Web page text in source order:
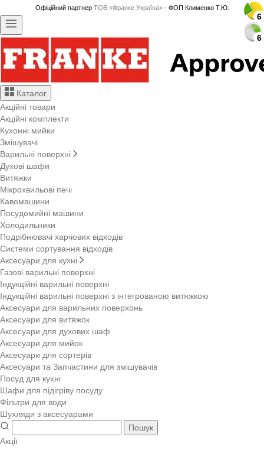
Офіційний партнер ТОВ «Франке Україна»- ФОП Клименко Т.Ю.
Каталог
Акційні товари
Акційні комплекти
Кухонні мийки
Змішувачі
Варильні поверхні
Духові шафи
Витяжки
Мікрохвильові печі
Кавомашини
Посудомийні машини
Холодильники
Подрібнювачі харчових відходів
Системи сортування відходів
Аксесуари для кухні
Газові варильні поверхні
Індукційні варильні поверхні
Індукційні варильні поверхні з інтегрованою витяжкою
Аксесуари для варильних поверхонь
Аксесуари для витяжок
Аксесуари для духових шаф
Аксесуари для мийок
Аксесуари для сортерів
Аксесуари та Запчастини для змішувачів
Посуд для кухні
Шафи для підігріву посуду
Фільтри для води
Шухляди з аксесуарами
Пошук
Акції
6
6
6
6
6
6
6
6
6
6
6
6
6
6
6
6
6
6
6
6
6
6
6
6